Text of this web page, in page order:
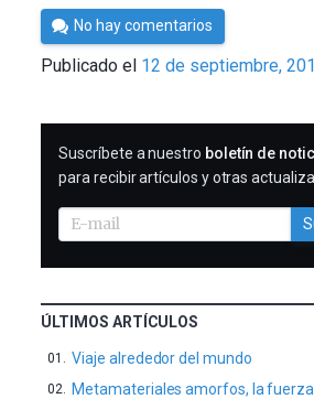
Por
César
Tomé
No hay comentarios
Publicado el 12 de septiembre,
SUSCRIBIRME
Suscríbete a nuestro boletín de
para recibir artículos y otras
ÚLTIMOS ARTÍCULOS
Viaje alrededor del mundo
Metamateriales amorfos, la fuerza